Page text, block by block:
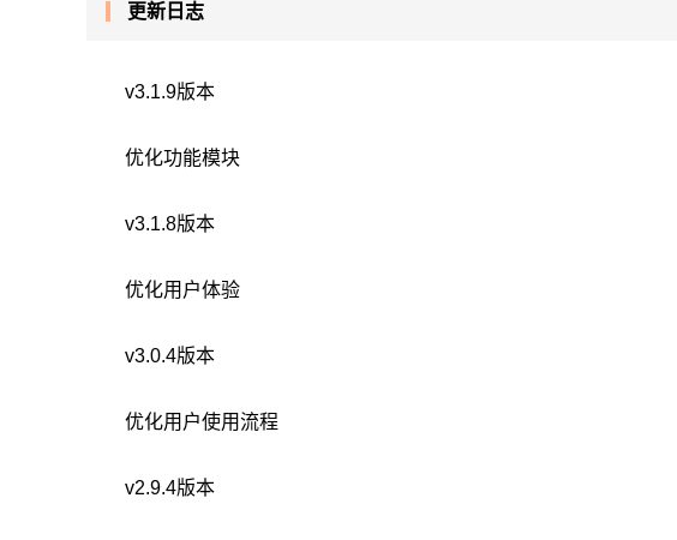
更新日志
v3.1.9版本
优化功能模块
v3.1.8版本
优化用户体验
v3.0.4版本
优化用户使用流程
v2.9.4版本